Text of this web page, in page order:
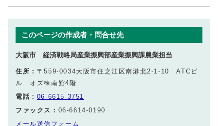
このページの作成者・問合せ先
大阪市 経済戦略局産業振興部産業振興課農業担当
住所： 〒559-0034大阪市住之江区南港北2‐1‐10 ATCビ
ル オズ棟南館4階
電話： 06‐6615‐3751
ファックス： 06‐6614‐0190
メール送信フォーム